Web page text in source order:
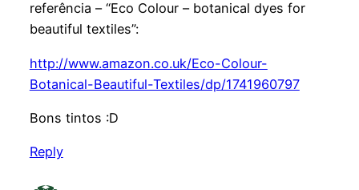
referência – “Eco Colour – botanical dyes for
beautiful textiles”:
http://www.amazon.co.uk/Eco-Colour-
Botanical-Beautiful-Textiles/dp/1741960797
Bons tintos :D
Reply